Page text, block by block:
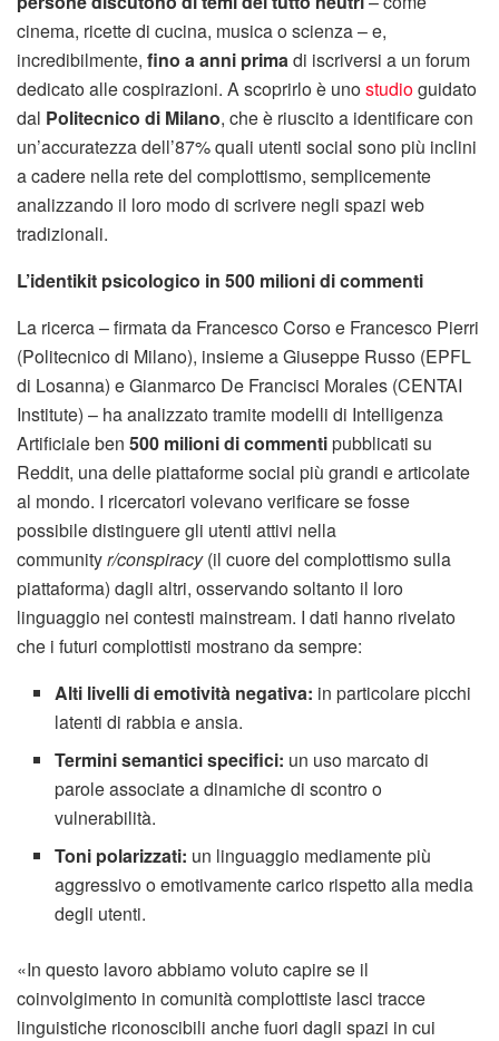
cinema, ricette di cucina, musica o scienza – e,
incredibilmente, fino a anni primadi iscriversi a un forum
dedicato alle cospirazioni. A scoprirlo è unostudioguidato
dal Politecnico di Milano, che è riuscito a identificare con
un’accuratezza dell’87% quali utenti social sono più inclini
a cadere nella rete del complottismo, semplicemente
analizzando il loro modo di scrivere negli spazi web
tradizionali.
L’identikit psicologico in 500 milioni di commenti
La ricerca – firmata da Francesco Corso e Francesco Pierri
(Politecnico di Milano), insieme a Giuseppe Russo (EPFL
di Losanna) e Gianmarco De Francisci Morales (CENTAI
Institute) – ha analizzato tramite modelli di Intelligenza
Artificiale ben 500 milioni di commentipubblicati su
Reddit, una delle piattaforme social più grandi e articolate
al mondo. I ricercatori volevano verificare se fosse
possibile distinguere gli utenti attivi nella
communityr/conspiracy(il cuore del complottismo sulla
piattaforma) dagli altri, osservando soltanto il loro
linguaggio nei contesti mainstream. I dati hanno rivelato
che i futuri complottisti mostrano da sempre:
Alti livelli di emotività negativa: in particolare picchi
latenti di rabbia e ansia.
Termini semantici specifici: un uso marcato di
parole associate a dinamiche di scontro o
vulnerabilità.
Toni polarizzati: un linguaggio mediamente più
aggressivo o emotivamente carico rispetto alla media
degli utenti.
«In questo lavoro abbiamo voluto capire se il
coinvolgimento in comunità complottiste lasci tracce
linguistiche riconoscibili anche fuori dagli spazi in cui